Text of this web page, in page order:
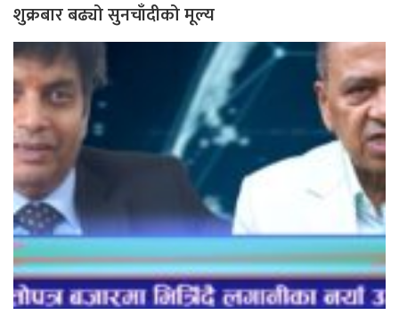
शुक्रबार बढ्यो सुनचाँदीको मूल्य